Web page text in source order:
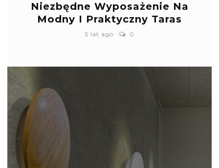
Niezbędne Wyposażenie Na
Modny I Praktyczny Taras
5 lat ago 0